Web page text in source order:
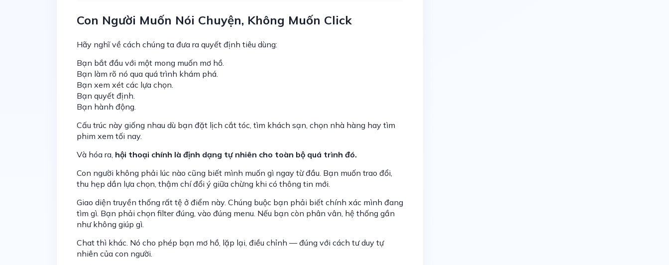
Con Người Muốn Nói Chuyện, Không Muốn Click
Hãy nghĩ về cách chúng ta đưa ra quyết định tiêu dùng:
Bạn bắt đầu với một mong muốn mơ hồ.
Bạn làm rõ nó qua quá trình khám phá.
Bạn xem xét các lựa chọn.
Bạn quyết định.
Bạn hành động.
Cấu trúc này giống nhau dù bạn đặt lịch cắt tóc, tìm khách sạn, chọn nhà hàng hay tìm
phim xem tối nay.
Và hóa ra, hội thoại chính là định dạng tự nhiên cho toàn bộ quá trình đó.
Con người không phải lúc nào cũng biết mình muốn gì ngay từ đầu. Bạn muốn trao đổi,
thu hẹp dần lựa chọn, thậm chí đổi ý giữa chừng khi có thông tin mới.
Giao diện truyền thống rất tệ ở điểm này. Chúng buộc bạn phải biết chính xác mình đang
tìm gì. Bạn phải chọn filter đúng, vào đúng menu. Nếu bạn còn phân vân, hệ thống gần
như không giúp gì.
Chat thì khác. Nó cho phép bạn mơ hồ, lặp lại, điều chỉnh — đúng với cách tư duy tự
nhiên của con người.